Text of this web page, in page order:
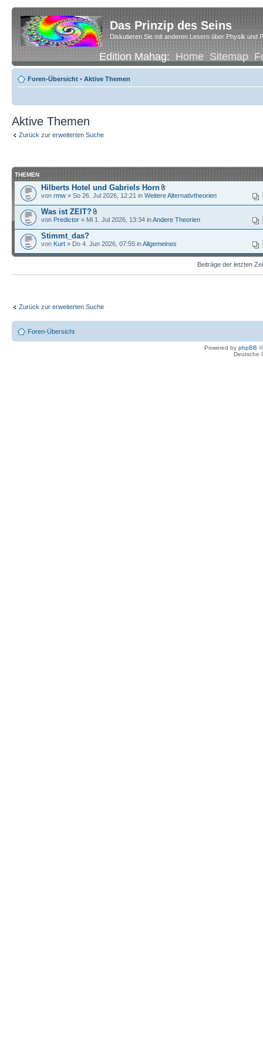
Das Prinzip des Seins
Diskutieren Sie mit anderen Lesern über Physik und
Edition Mahag:Home Sitemap
Foren-Übersicht • Aktive Themen
Aktive Themen
Zurück zur erweiterten Suche
THEMEN
Hilberts Hotel und Gabriels Horn
von rmw » So 26. Jul 2026, 12:21 in Weitere Alternativtheorien
Was ist ZEIT?
von Predictor » Mi 1. Jul 2026, 13:34 inAndere Theorien
Stimmt_das?
von Kurt » Do 4. Jun 2026, 07:55 inAllgemeines
Beiträge der letzten
Zurück zur erweiterten Suche
Foren-Übersicht
Powered by phpBB
Deutsche